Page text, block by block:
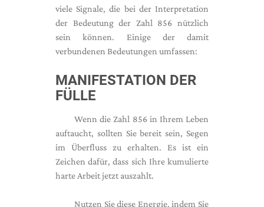
viele Signale, die bei der Interpretation
der Bedeutung der Zahl 856 nützlich
sein können. Einige der damit
verbundenen Bedeutungen umfassen:
MANIFESTATION DER
FÜLLE
Wenn die Zahl 856 in Ihrem Leben
auftaucht, sollten Sie bereit sein, Segen
im Überfluss zu erhalten. Es ist ein
Zeichen dafür, dass sich Ihre kumulierte
harte Arbeit jetzt auszahlt.
Nutzen Sie diese Energie, indem Sie